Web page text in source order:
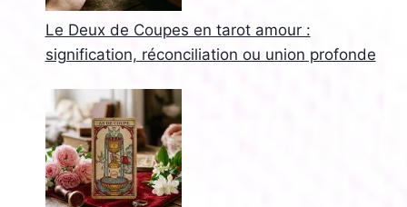
Le Deux de Coupes en tarot amour :
signification, réconciliation ou union profonde